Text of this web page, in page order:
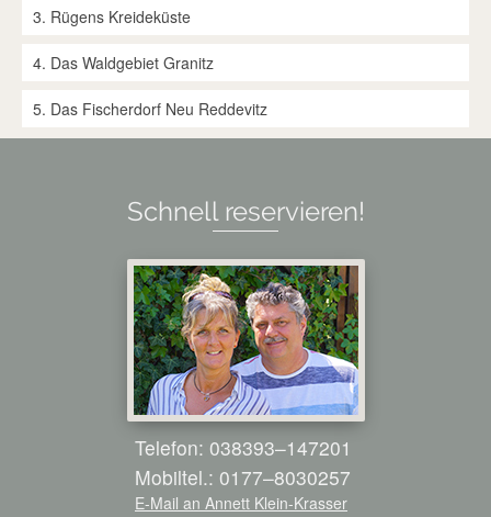
3. Rügens Kreideküste
4. Das Waldgebiet Granitz
5. Das Fischerdorf Neu Reddevitz
Schnell reservieren!
Telefon: 038393–147201
Mobiltel.: 0177–8030257
E-Mail an Annett Klein-Krasser